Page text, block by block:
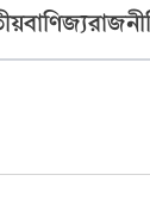
বাণিজ্য